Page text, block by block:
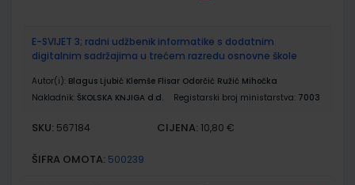
E-SVIJET 3; radni udžbenik informatike s dodatnim
digitalnim sadržajima u trećem razredu osnovne škole
Autor(i): Blagus Ljubić Klemše Flisar Odorčić Ružić Mihočka
Nakladnik: ŠKOLSKA KNJIGA d.d. Registarski broj ministarstva: 7003
SKU: 567184 CIJENA: 10,80 €
ŠIFRA OMOTA: 500239